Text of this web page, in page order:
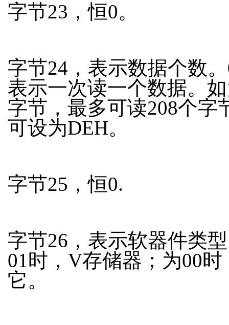
字节23，恒0。
字节24，表示数据个数
表示一次读一个数据。
字节，最多可读208个字
可设为DEH。
字节25，恒0.
字节26，表示软器件类
01时，V存储器；为00时
它。